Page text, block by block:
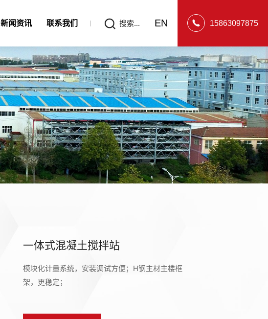
15863097875
EN
搜索...
新闻资讯 联系我们
一体式混凝土搅拌站
模块化计量系统，安装调试方便；H钢主材主楼框
架，更稳定；